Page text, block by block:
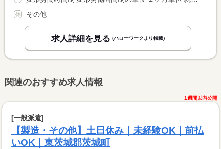
その他
求人詳細を見る (ハローワークより転載)
関連のおすすめ求人情報
1週間以内公開
[一般派遣]
【製造・その他】土日休み｜未経験OK｜前払
いOK｜東茨城郡茨城町